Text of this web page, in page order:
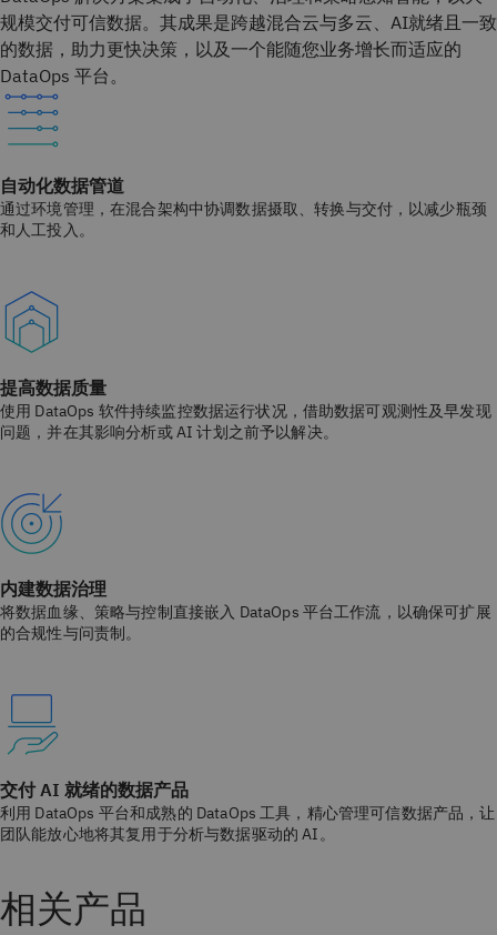
规模交付可信数据。其成果是跨越混合云与多云、AI就绪且一致
的数据，助力更快决策，以及一个能随您业务增长而适应的
DataOps 平台。
自动化数据管道
通过环境管理，在混合架构中协调数据摄取、转换与交付，以减少瓶颈
和人工投入。
提高数据质量
使用 DataOps 软件持续监控数据运行状况，借助数据可观测性及早发现
问题，并在其影响分析或 AI 计划之前予以解决。
内建数据治理
将数据血缘、策略与控制直接嵌入 DataOps 平台工作流，以确保可扩展
的合规性与问责制。
交付 AI 就绪的数据产品
利用 DataOps 平台和成熟的 DataOps 工具，精心管理可信数据产品，让
团队能放心地将其复用于分析与数据驱动的 AI。
相关产品